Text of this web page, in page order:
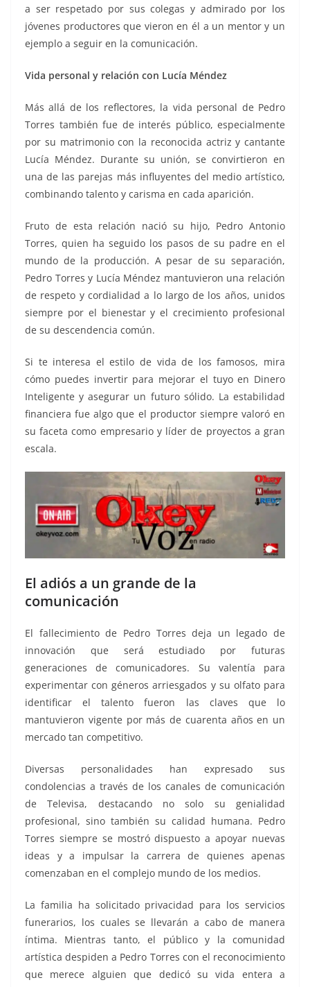
a ser respetado por sus colegas y admirado por los
jóvenes productores que vieron en él a un mentor y un
ejemplo a seguir en la comunicación.
Vida personal y relación con Lucía Méndez
Más allá de los reflectores, la vida personal de Pedro
Torres también fue de interés público, especialmente
por su matrimonio con la reconocida actriz y cantante
Lucía Méndez. Durante su unión, se convirtieron en
una de las parejas más influyentes del medio artístico,
combinando talento y carisma en cada aparición.
Fruto de esta relación nació su hijo, Pedro Antonio
Torres, quien ha seguido los pasos de su padre en el
mundo de la producción. A pesar de su separación,
Pedro Torres y Lucía Méndez mantuvieron una relación
de respeto y cordialidad a lo largo de los años, unidos
siempre por el bienestar y el crecimiento profesional
de su descendencia común.
Si te interesa el estilo de vida de los famosos, mira
cómo puedes invertir para mejorar el tuyo en Dinero
Inteligente y asegurar un futuro sólido. La estabilidad
financiera fue algo que el productor siempre valoró en
su faceta como empresario y líder de proyectos a gran
escala.
El adiós a un grande de la
comunicación
El fallecimiento de Pedro Torres deja un legado de
innovación que será estudiado por futuras
generaciones de comunicadores. Su valentía para
experimentar con géneros arriesgados y su olfato para
identificar el talento fueron las claves que lo
mantuvieron vigente por más de cuarenta años en un
mercado tan competitivo.
Diversas personalidades han expresado sus
condolencias a través de los canales de comunicación
de Televisa, destacando no solo su genialidad
profesional, sino también su calidad humana. Pedro
Torres siempre se mostró dispuesto a apoyar nuevas
ideas y a impulsar la carrera de quienes apenas
comenzaban en el complejo mundo de los medios.
La familia ha solicitado privacidad para los servicios
funerarios, los cuales se llevarán a cabo de manera
íntima. Mientras tanto, el público y la comunidad
artística despiden a Pedro Torres con el reconocimiento
que merece alguien que dedicó su vida entera a